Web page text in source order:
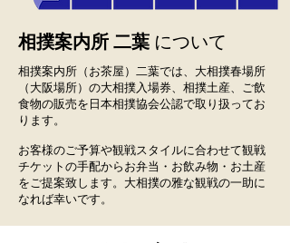
相撲案内所 二葉 について
相撲案内所（お茶屋）二葉では、大相撲春場所
（大阪場所）の大相撲入場券、相撲土産、ご飲
食物の販売を日本相撲協会公認で取り扱ってお
ります。
お客様のご予算や観戦スタイルに合わせて観戦
チケットの手配からお弁当・お飲み物・お土産
をご提案致します。大相撲の雅な観戦の一助に
なれば幸いです。